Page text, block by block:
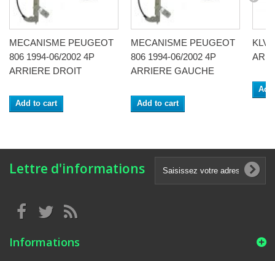
MECANISME PEUGEOT
806 1994-06/2002 4P
ARRIERE DROIT
Add to cart
MECANISME PEUGEOT
806 1994-06/2002 4P
ARRIERE GAUCHE
Add to cart
KLV
AR
Lettre d'informations
Informations